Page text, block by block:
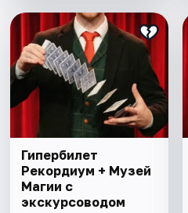
Гипербилет
Рекордиум + Музей
Магии с
экскурсоводом